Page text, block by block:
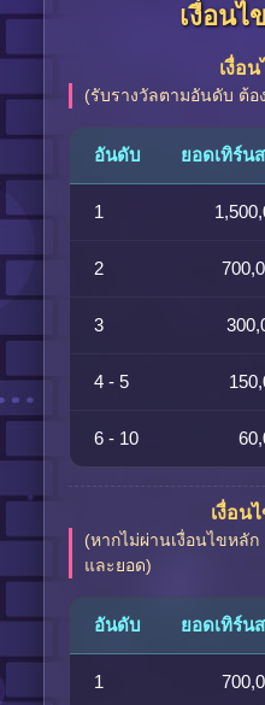
เงื่อนไ
เงื่อ
(รับรางวัลตามอันดับ ต้อ
อันดับ ยอดเทิร์น
1
2
3
4 - 5
6 - 10
เงื่อน
(หากไม่ผ่านเงื่อนไขหลั
และยอด)
อันดับ ยอดเทิร์น
1